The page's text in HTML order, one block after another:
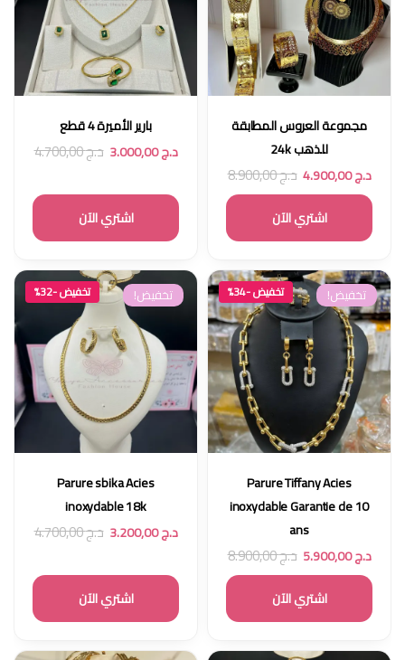
مجموعة العروس المطابقة
للذهب 24k
د.ج4.900,00 د.ج8.900,00
اشتري الآن
بارير الأميرة 4 قطع
د.ج3.000,00 د.ج4.700,00
اشتري الآن
تخفيض! تخفيض -34%
Parure Tiffany Acies
inoxydable Garantie de 10
ans
د.ج5.900,00 د.ج8.900,00
اشتري الآن
تخفيض! تخفيض -32%
Parure sbika Acies
inoxydable 18k
د.ج3.200,00 د.ج4.700,00
اشتري الآن